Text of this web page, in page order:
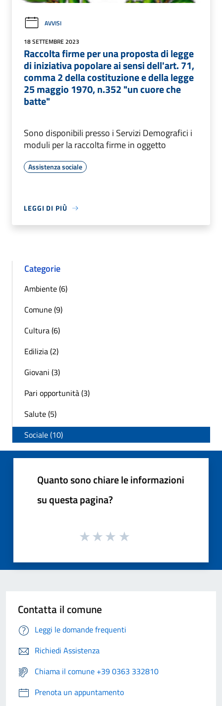
AVVISI
18 SETTEMBRE 2023
Raccolta firme per una proposta di legge
di iniziativa popolare ai sensi dell'art. 71,
comma 2 della costituzione e della legge
25 maggio 1970, n.352 "un cuore che
batte"
Sono disponibili presso i Servizi Demografici i
moduli per la raccolta firme in oggetto
Assistenza sociale
LEGGI DI PIÙ
Categorie
Ambiente (6)
Comune (9)
Cultura (6)
Edilizia (2)
Giovani (3)
Pari opportunità (3)
Salute (5)
Sociale (10)
Quanto sono chiare le informazioni
su questa pagina?
Contatta il comune
Leggi le domande frequenti
Richiedi Assistenza
Chiama il comune +39 0363 332810
Prenota un appuntamento